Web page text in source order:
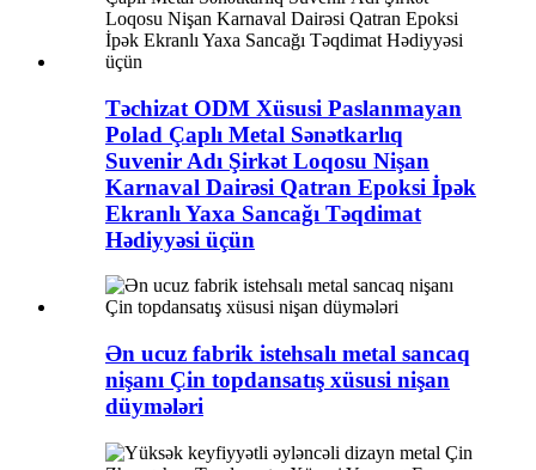
Təchizat ODM Xüsusi Paslanmayan
Polad Çaplı Metal Sənətkarlıq
Suvenir Adı Şirkət Loqosu Nişan
Karnaval Dairəsi Qatran Epoksi İpək
Ekranlı Yaxa Sancağı Təqdimat
Hədiyyəsi üçün
Ən ucuz fabrik istehsalı metal sancaq
nişanı Çin topdansatış xüsusi nişan
düymələri